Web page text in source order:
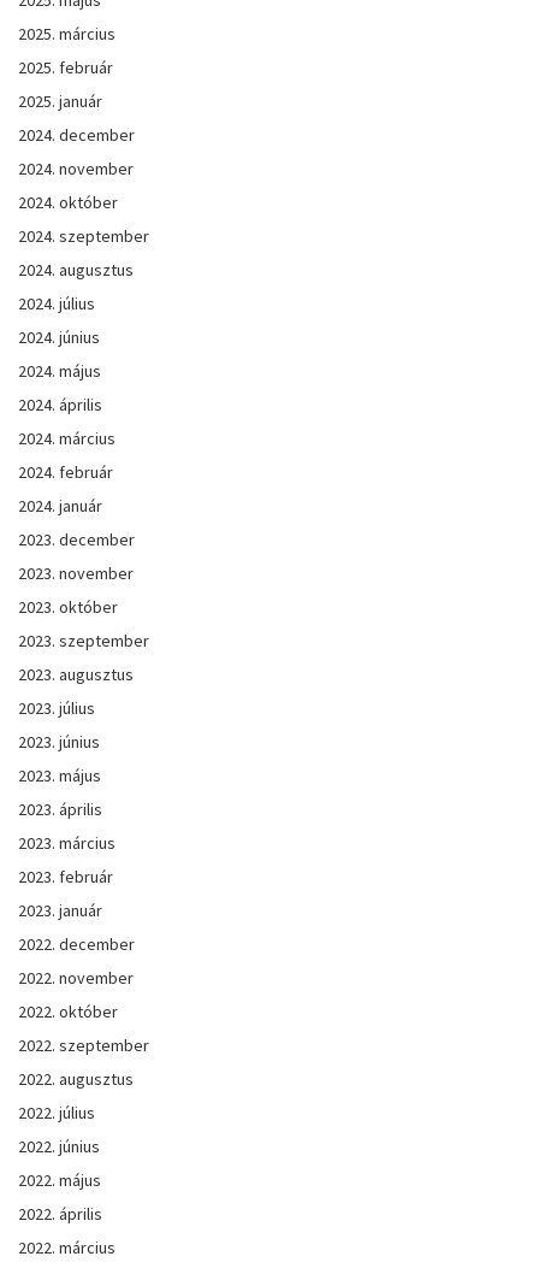
2025. március
2025. február
2025. január
2024. december
2024. november
2024. október
2024. szeptember
2024. augusztus
2024. július
2024. június
2024. május
2024. április
2024. március
2024. február
2024. január
2023. december
2023. november
2023. október
2023. szeptember
2023. augusztus
2023. július
2023. június
2023. május
2023. április
2023. március
2023. február
2023. január
2022. december
2022. november
2022. október
2022. szeptember
2022. augusztus
2022. július
2022. június
2022. május
2022. április
2022. március